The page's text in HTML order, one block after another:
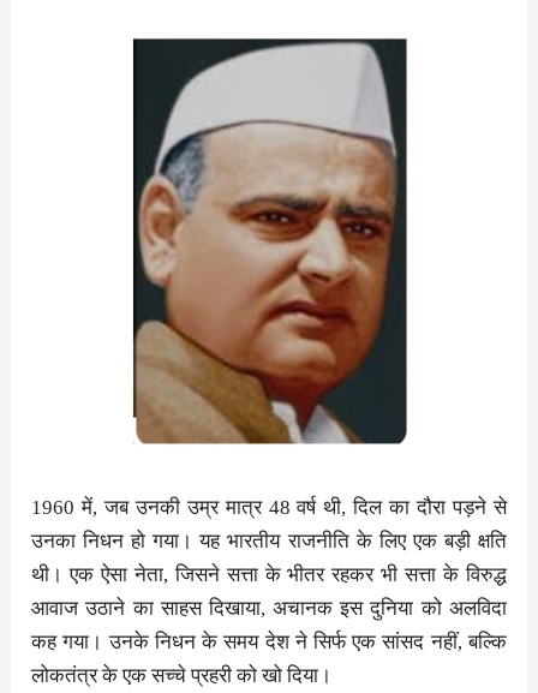
1960 में, जब उनकी उम्र मात्र 48 वर्ष थी, दिल का दौरा पड़ने से
उनका निधन हो गया। यह भारतीय राजनीति के लिए एक बड़ी क्षति
थी। एक ऐसा नेता, जिसने सत्ता के भीतर रहकर भी सत्ता के विरुद्ध
आवाज उठाने का साहस दिखाया, अचानक इस दुनिया को अलविदा
कह गया। उनके निधन के समय देश ने सिर्फ एक सांसद नहीं, बल्कि
लोकतंत्र के एक सच्चे प्रहरी को खो दिया।